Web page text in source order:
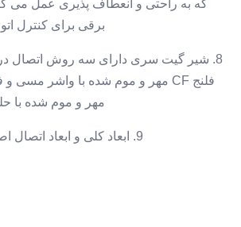
که به راحتی و انعطاف پذیری عمل می
برقی برای کنترل
8. شیر گیت سری دارای سه روش اتصال
مهر و موم شده با
9. ابعاد کلی و ابعاد اتصال اصلی شیر گیت سری: